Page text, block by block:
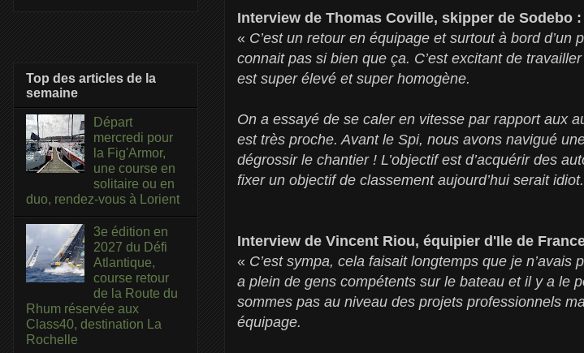
Interview de Thomas Coville, skipper de Sodebo
« C’est un retour en équipage et surtout à bord
connait pas si bien que ça. C’est excitant de
est super élevé et super homogène.
On a essayé de se caler en vitesse par rapport aux
est très proche. Avant le Spi, nous avons navigué
dégrossir le chantier ! L’objectif est d’acquérir des
fixer un objectif de classement aujourd’hui serait
Interview de Vincent Riou, équipier d'Ile de
« C’est sympa, cela faisait longtemps que je
a plein de gens compétents sur le bateau et il y a le
sommes pas au niveau des projets professionnels
équipage.
Top des articles de la
semaine
Départ
mercredi pour
la Fig'Armor,
une course en
solitaire ou en
duo, rendez-vous à Lorient
3e édition en
2027 du Défi
Atlantique,
course retour
de la Route du
Rhum réservée aux
Class40, destination La
Rochelle